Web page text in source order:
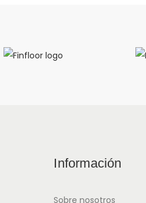
Información
Sobre nosotros